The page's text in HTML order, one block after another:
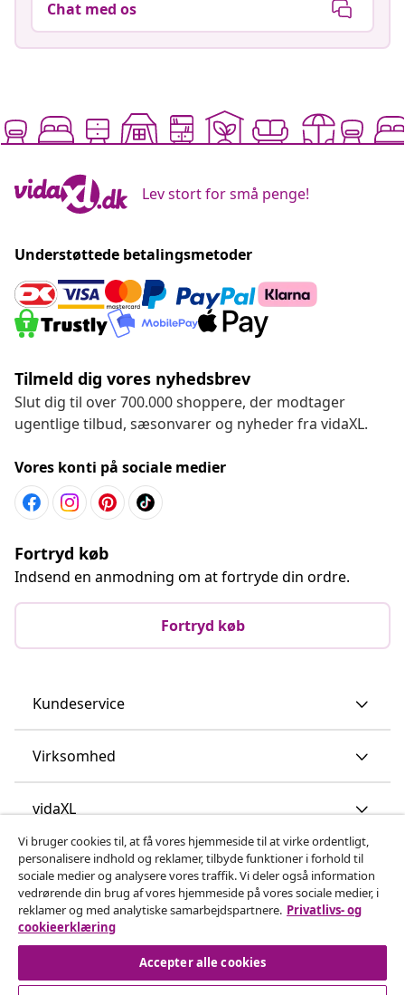
Chat med os
Lev stort for små penge!
Understøttede betalingsmetoder
Tilmeld dig vores nyhedsbrev
Slut dig til over 700.000 shoppere, der modtager
ugentlige tilbud, sæsonvarer og nyheder fra vidaXL.
Vores konti på sociale medier
Fortryd køb
Indsend en anmodning om at fortryde din ordre.
Fortryd køb
Kundeservice
Virksomhed
vidaXL
Opdag mere
Vi bruger cookies til, at få vores hjemmeside til at virke ordentligt,
personalisere indhold og reklamer, tilbyde funktioner i forhold til
sociale medier og analysere vores traffik. Vi deler også information
vedrørende din brug af vores hjemmeside på vores sociale medier, i
reklamer og med analytiske samarbejdspartnere. Privatlivs- og
cookieerklæring
Accepter alle cookies